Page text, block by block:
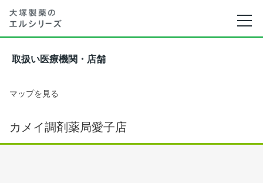
取扱い医療機関・店舗
マップを見る
カメイ調剤薬局愛子店